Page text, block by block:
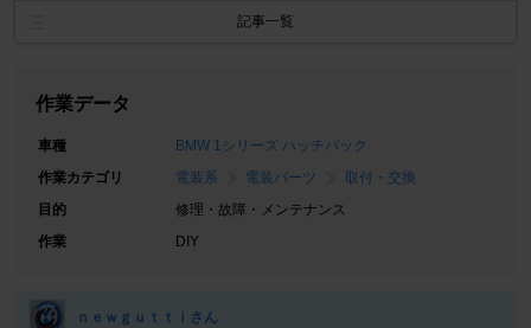
記事一覧
作業データ
車種
BMW 1シリーズ ハッチバック
作業カテゴリ
電装系 電装パーツ
取付・交換
目的
修理・故障・メンテナンス
作業
DIY
ｎｅｗｇｕｔｔｉさん